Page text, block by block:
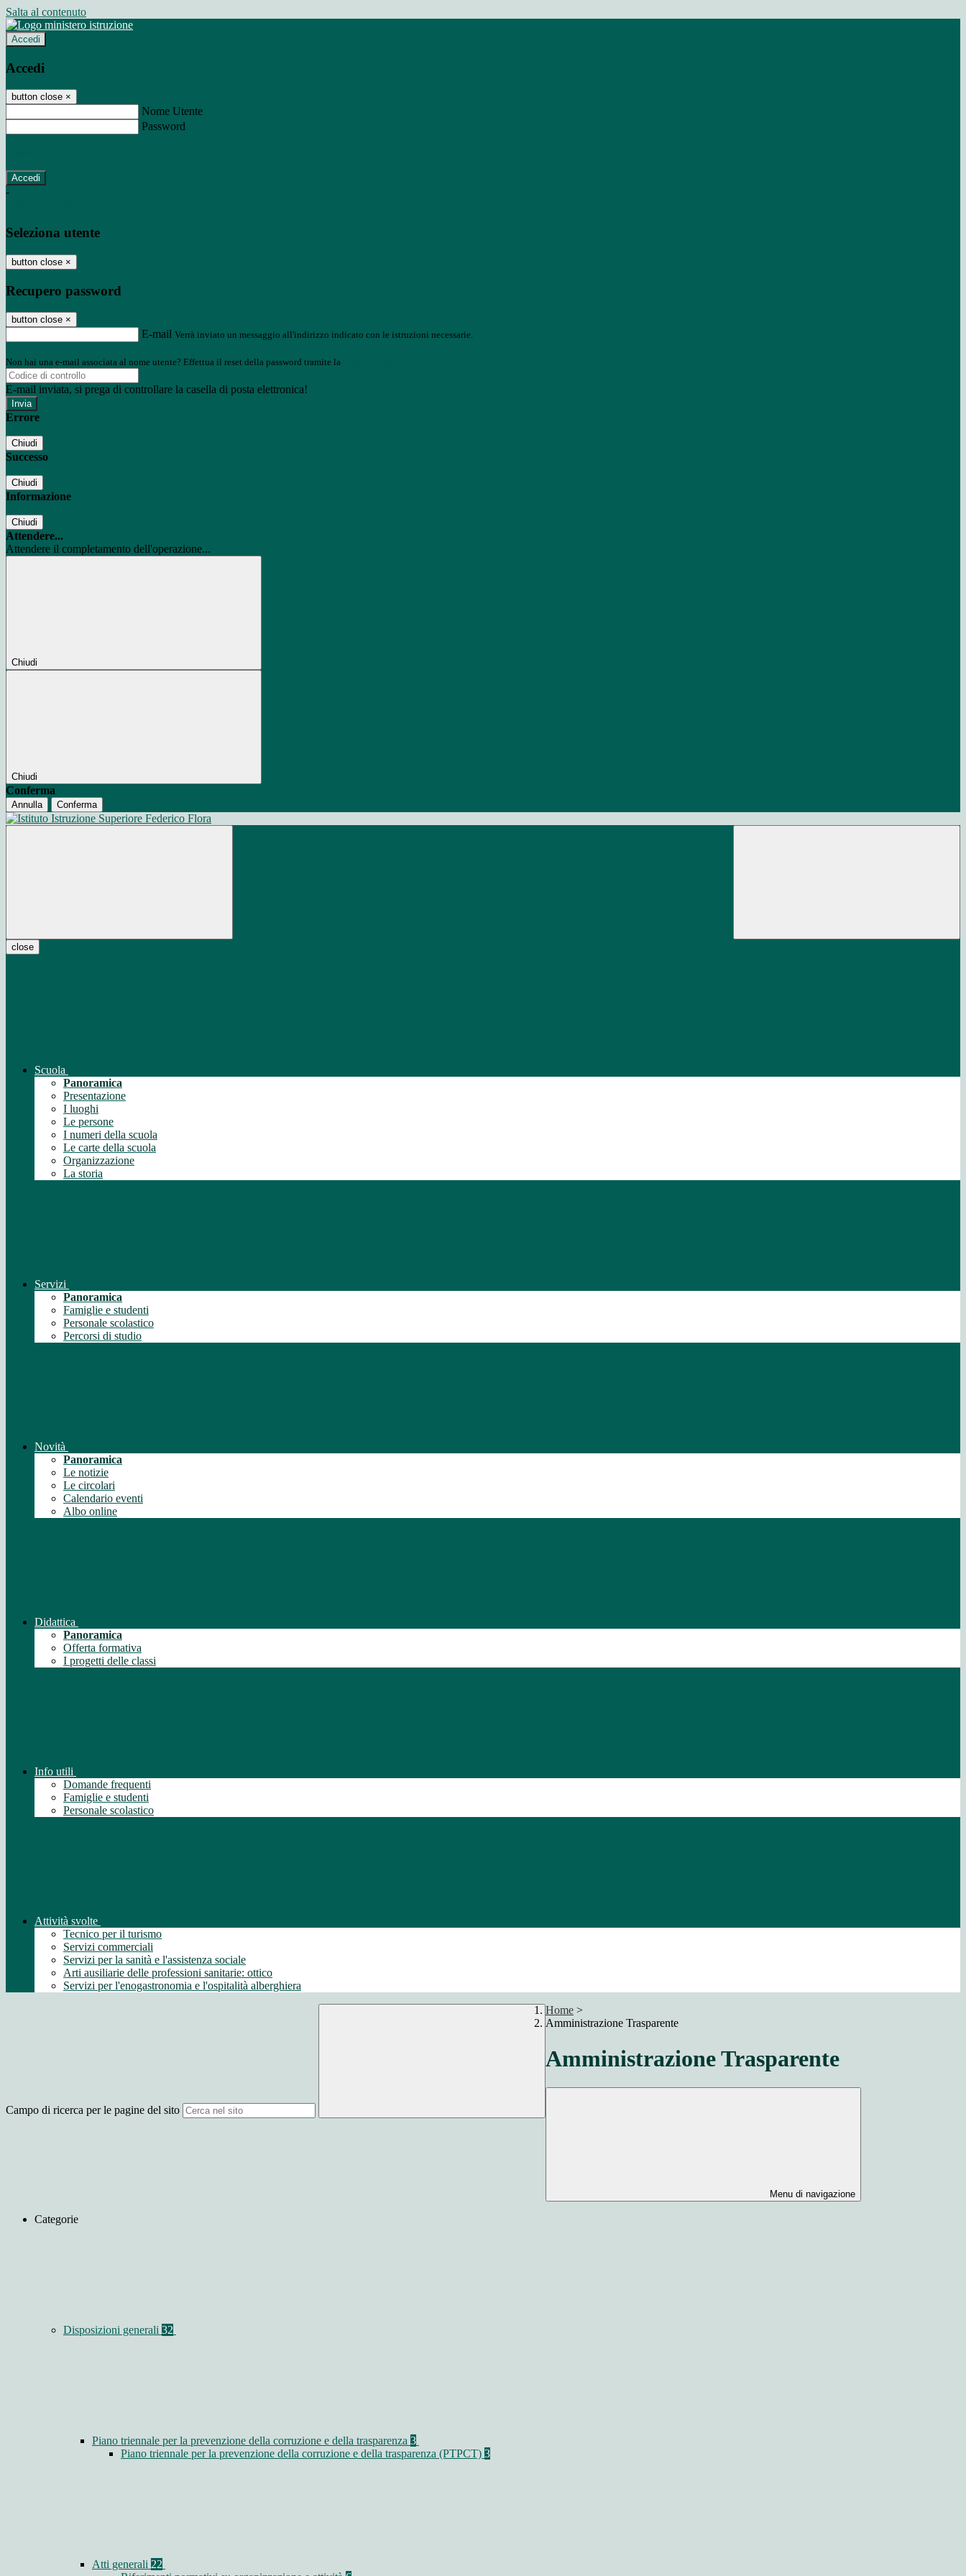
Salta al contenuto
Accedi
Accedi
button close ×
Nome Utente
Password
-
Seleziona utente
button close ×
Recupero password
button close ×
E-mail Verrà inviato un messaggio all'indirizzo indicato con le istruzioni necessarie.
Non hai una e-mail associata al nome utente? Effettua il reset della password tramite la
E-mail inviata, si prega di controllare la casella di posta elettronica!
Errore
Chiudi
Successo
Chiudi
Informazione
Chiudi
Attendere...
Attendere il completamento dell'operazione...
Chiudi
Chiudi
Conferma
Annulla Conferma
close
Scuola
Panoramica
Presentazione
I luoghi
Le persone
I numeri della scuola
Le carte della scuola
Organizzazione
La storia
Servizi
Panoramica
Famiglie e studenti
Personale scolastico
Percorsi di studio
Novità
Panoramica
Le notizie
Le circolari
Calendario eventi
Albo online
Didattica
Panoramica
Offerta formativa
I progetti delle classi
Info utili
Domande frequenti
Famiglie e studenti
Personale scolastico
Attività svolte
Tecnico per il turismo
Servizi commerciali
Servizi per la sanità e l'assistenza sociale
Arti ausiliarie delle professioni sanitarie: ottico
Servizi per l'enogastronomia e l'ospitalità alberghiera
Campo di ricerca per le pagine del sito
Home >
Amministrazione Trasparente
Amministrazione Trasparente
Menu di navigazione
Categorie
Disposizioni generali 32
Piano triennale per la prevenzione della corruzione e della trasparenza 3
Piano triennale per la prevenzione della corruzione e della trasparenza (PTPCT) 3
Atti generali 22